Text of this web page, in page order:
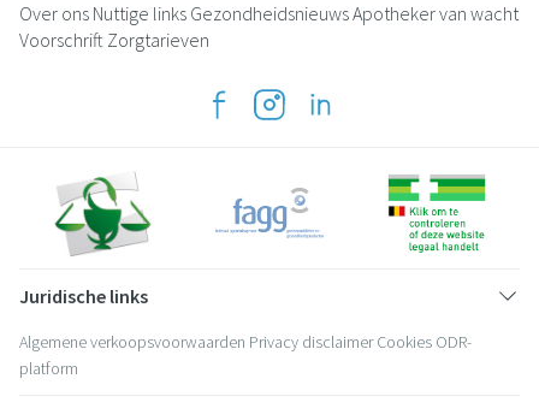
Over ons Nuttige links GezondheidsnieuwsApotheker van wacht
Voorschrift Zorgtarieven
Juridische links
Algemene verkoopsvoorwaarden Privacy disclaimer Cookies ODR-
platform